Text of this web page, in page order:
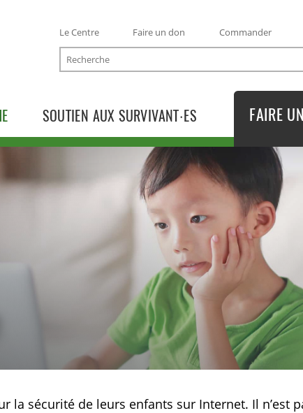
SOUTIEN AUX SURVIVANT·ES
Le Centre Faire un don Commander
Recherche
FAIRE
la sécurité de leurs enfants sur Internet. Il n’est